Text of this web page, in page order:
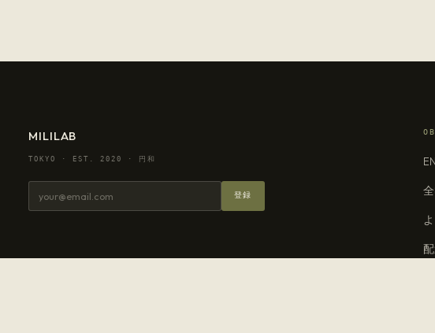
MILILAB
TOKYO · EST. 2020 · 円和
登録